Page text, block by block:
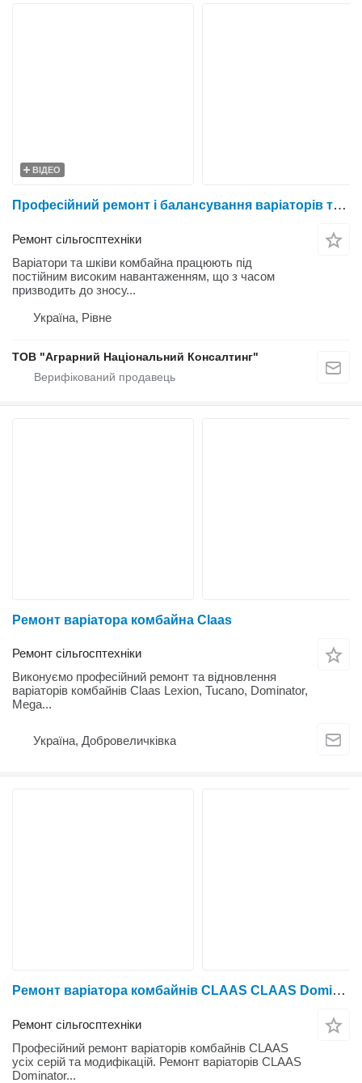
ВІДЕО
Професійний ремонт і балансування варіаторів та шківів сільгосптехніки
Ремонт сільгосптехніки
Варіатори та шківи комбайна працюють під
постійним високим навантаженням, що з часом
призводить до зносу...
Україна, Рівне
ТОВ "Аграрний Національний Консалтинг"
Ремонт варіатора комбайна Claas
Ремонт сільгосптехніки
Виконуємо професійний ремонт та відновлення
варіаторів комбайнів Claas Lexion, Tucano, Dominator,
Mega...
Україна, Добровеличківка
Ремонт варіатора комбайнів CLAAS CLAAS Dominator 48, 58, 68, 78, 88, 98, Mega 202, 203, 204, 208, 218, Medion 310, 320, 330, 340, Tucano 320, 430, 440, 450, 470, 580, Lexion 410, 420, 430, 440, 450, 460, 480, 510, 530, 540, 550, 560, 570, 580, 600, 650, 670, 750, 760, 770, 780, 870
Ремонт сільгосптехніки
Професійний ремонт варіаторів комбайнів CLAAS
усіх серій та модифікацій. Ремонт варіаторів CLAAS
Dominator...